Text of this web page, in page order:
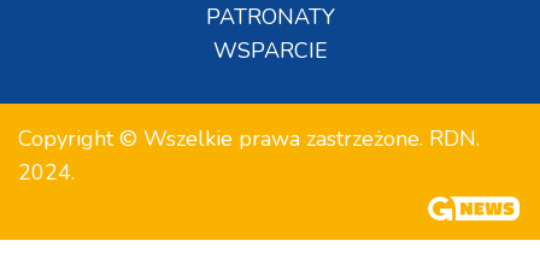
PATRONATY
WSPARCIE
Copyright © Wszelkie prawa zastrzeżone. RDN.
2024.